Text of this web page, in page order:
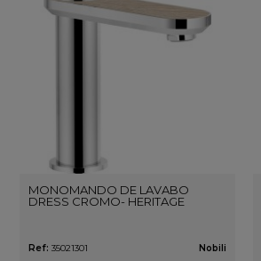
MONOMANDO DE LAVABO
DRESS CROMO- HERITAGE
Ref: 35021301 Nobili